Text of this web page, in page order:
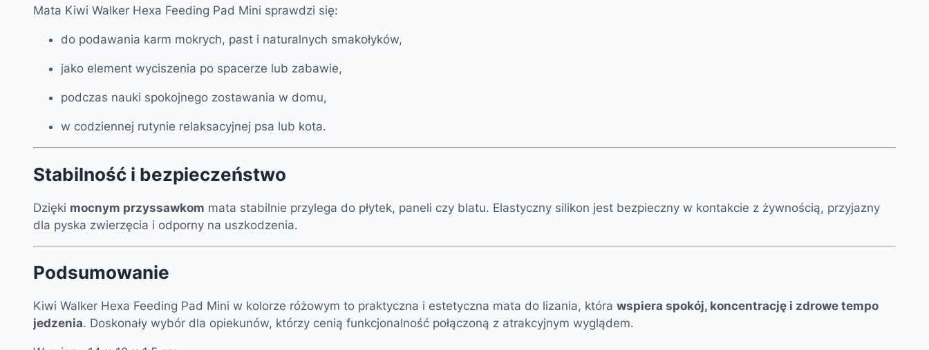
Mata Kiwi Walker Hexa Feeding Pad Mini sprawdzi się:
do podawania karm mokrych, past i naturalnych smakołyków,
jako element wyciszenia po spacerze lub zabawie,
podczas nauki spokojnego zostawania w domu,
w codziennej rutynie relaksacyjnej psa lub kota.
Stabilność i bezpieczeństwo
Dzięki mocnym przyssawkom mata stabilnie przylega do płytek, paneli czy blatu. Elastyczny silikon jest bezpieczny w kontakcie z żywnością, przyjazny
dla pyska zwierzęcia i odporny na uszkodzenia.
Podsumowanie
Kiwi Walker Hexa Feeding Pad Mini w kolorze różowym to praktyczna i estetyczna mata do lizania, która wspiera spokój, koncentrację i zdrowe tempo
jedzenia. Doskonały wybór dla opiekunów, którzy cenią funkcjonalność połączoną z atrakcyjnym wyglądem.